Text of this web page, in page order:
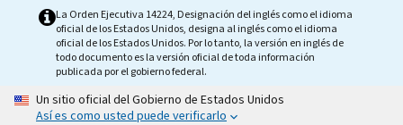
La Orden Ejecutiva 14224, Designación del inglés como el idioma
oficial de los Estados Unidos, designa al inglés como el idioma
oficial de los Estados Unidos. Por lo tanto, la versión en inglés de
todo documento es la versión oficial de toda información
publicada por el gobierno federal.
Un sitio oficial del Gobierno de Estados Unidos
Así es como usted puede verificarlo